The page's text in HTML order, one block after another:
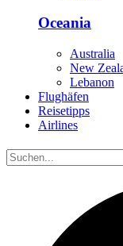
Oceania
Australia
New
Lebanon
Flughäfen
Reisetipps
Airlines